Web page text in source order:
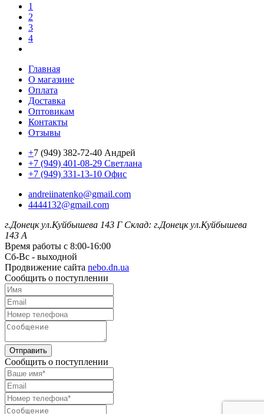
1
2
3
4
Главная
О магазине
Оплата
Доставка
Оптовикам
Контакты
Отзывы
+7 (949) 382-72-40 Андрей
+7 (949) 401-08-29 Светлана
+7 (949) 331-13-10 Офис
andreiinatenko@gmail.com
4444132@gmail.com
г.Донецк ул.Куйбышева 143 Г Склад: г.Донецк ул.Куйбышева
143 А
Время работы с 8:00-16:00
Сб-Вс - выходной
Продвижение сайта nebo.dn.ua
Сообщить о поступлении
Отправить
Сообщить о поступлении